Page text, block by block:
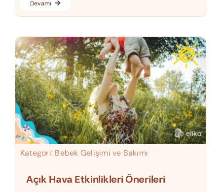
Devamı
Kategori: Bebek Gelişimi ve Bakımı
Açık Hava Etkinlikleri Önerileri